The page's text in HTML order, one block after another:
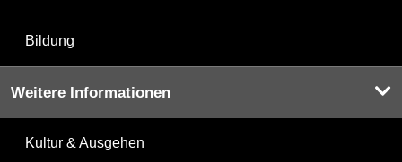
Bildung
Weitere Informationen
Kultur & Ausgehen